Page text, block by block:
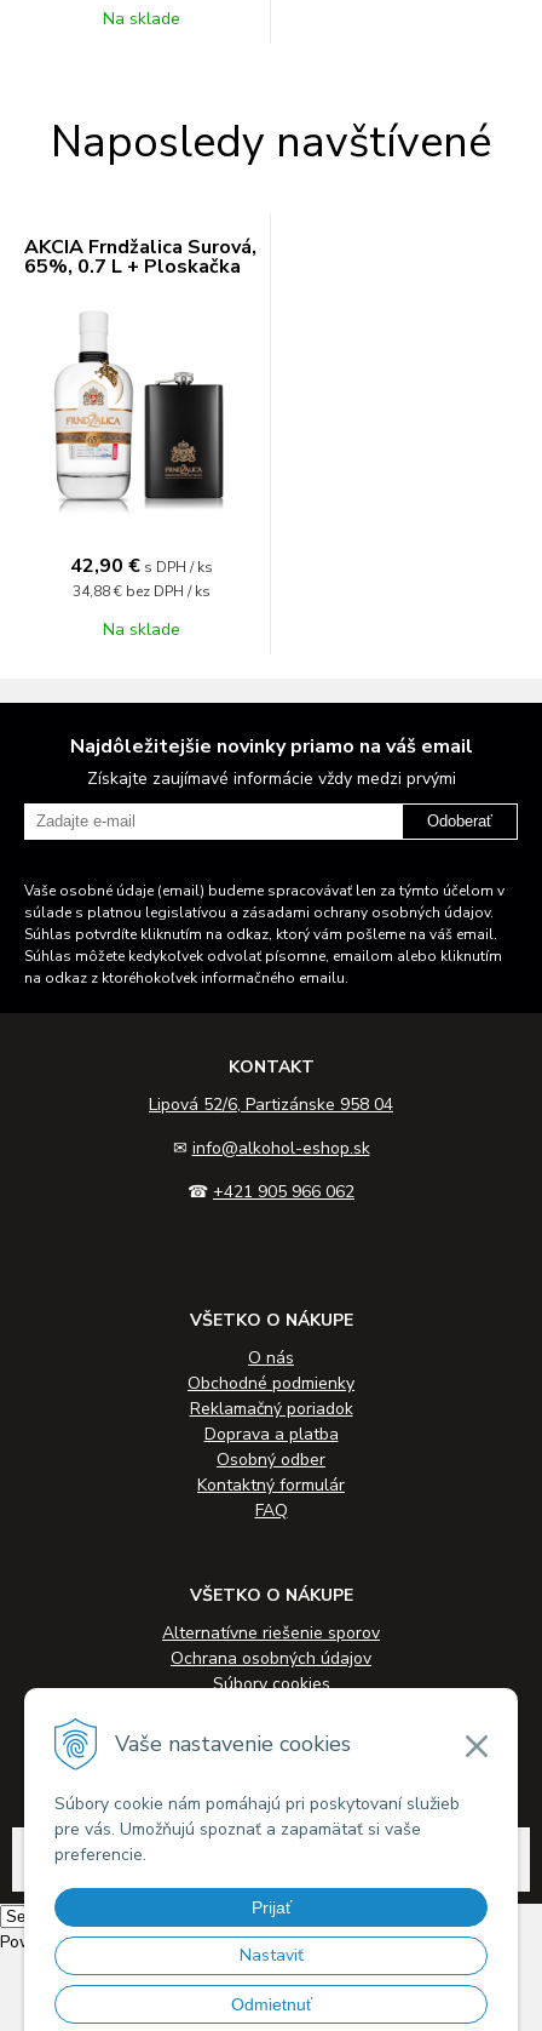
Vaše nastavenie cookies
Súbory cookie nám pomáhajú pri poskytovaní služieb
pre vás. Umožňujú spoznať a zapamätať si vaše
preferencie.
Prijať
Nastaviť
Odmietnuť
Na sklade
Naposledy navštívené
AKCIA Frndžalica Surová,
65%, 0.7 L + Ploskačka
42,90 € s DPH / ks
34,88 € bez DPH / ks
Na sklade
Najdôležitejšie novinky priamo na váš email
Získajte zaujímavé informácie vždy medzi prvými
Odoberať
Vaše osobné údaje (email) budeme spracovávať len za týmto účelom v
súlade s platnou legislatívou a zásadami ochrany osobných údajov.
Súhlas potvrdíte kliknutím na odkaz, ktorý vám pošleme na váš email.
Súhlas môžete kedykoľvek odvolať písomne, emailom alebo kliknutím
na odkaz z ktoréhokoľvek informačného emailu.
KONTAKT
Lipová 52/6, Partizánske 958 04
✉ info@alkohol-eshop.sk
☎ +421 905 966 062
VŠETKO O NÁKUPE
O nás
Obchodné podmienky
Reklamačný poriadok
Doprava a platba
Osobný odber
Kontaktný formulár
FAQ
VŠETKO O NÁKUPE
Alternatívne riešenie sporov
Ochrana osobných údajov
Súbory cookies
Veľkoobchodná spolupráca
© 2026 Alkohol-eshop.sk •
Powered by Translate